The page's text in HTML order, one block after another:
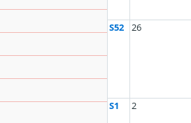
S52 26
S1 2